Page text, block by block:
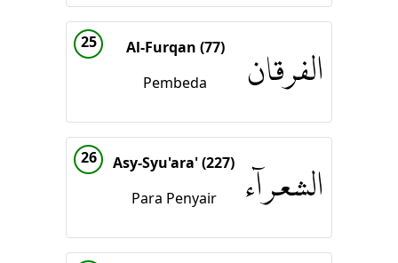
25
Al-Furqan (77)
Pembeda
الفرقان
26
Asy-Syu'ara' (227)
Para Penyair
الشعراۤء